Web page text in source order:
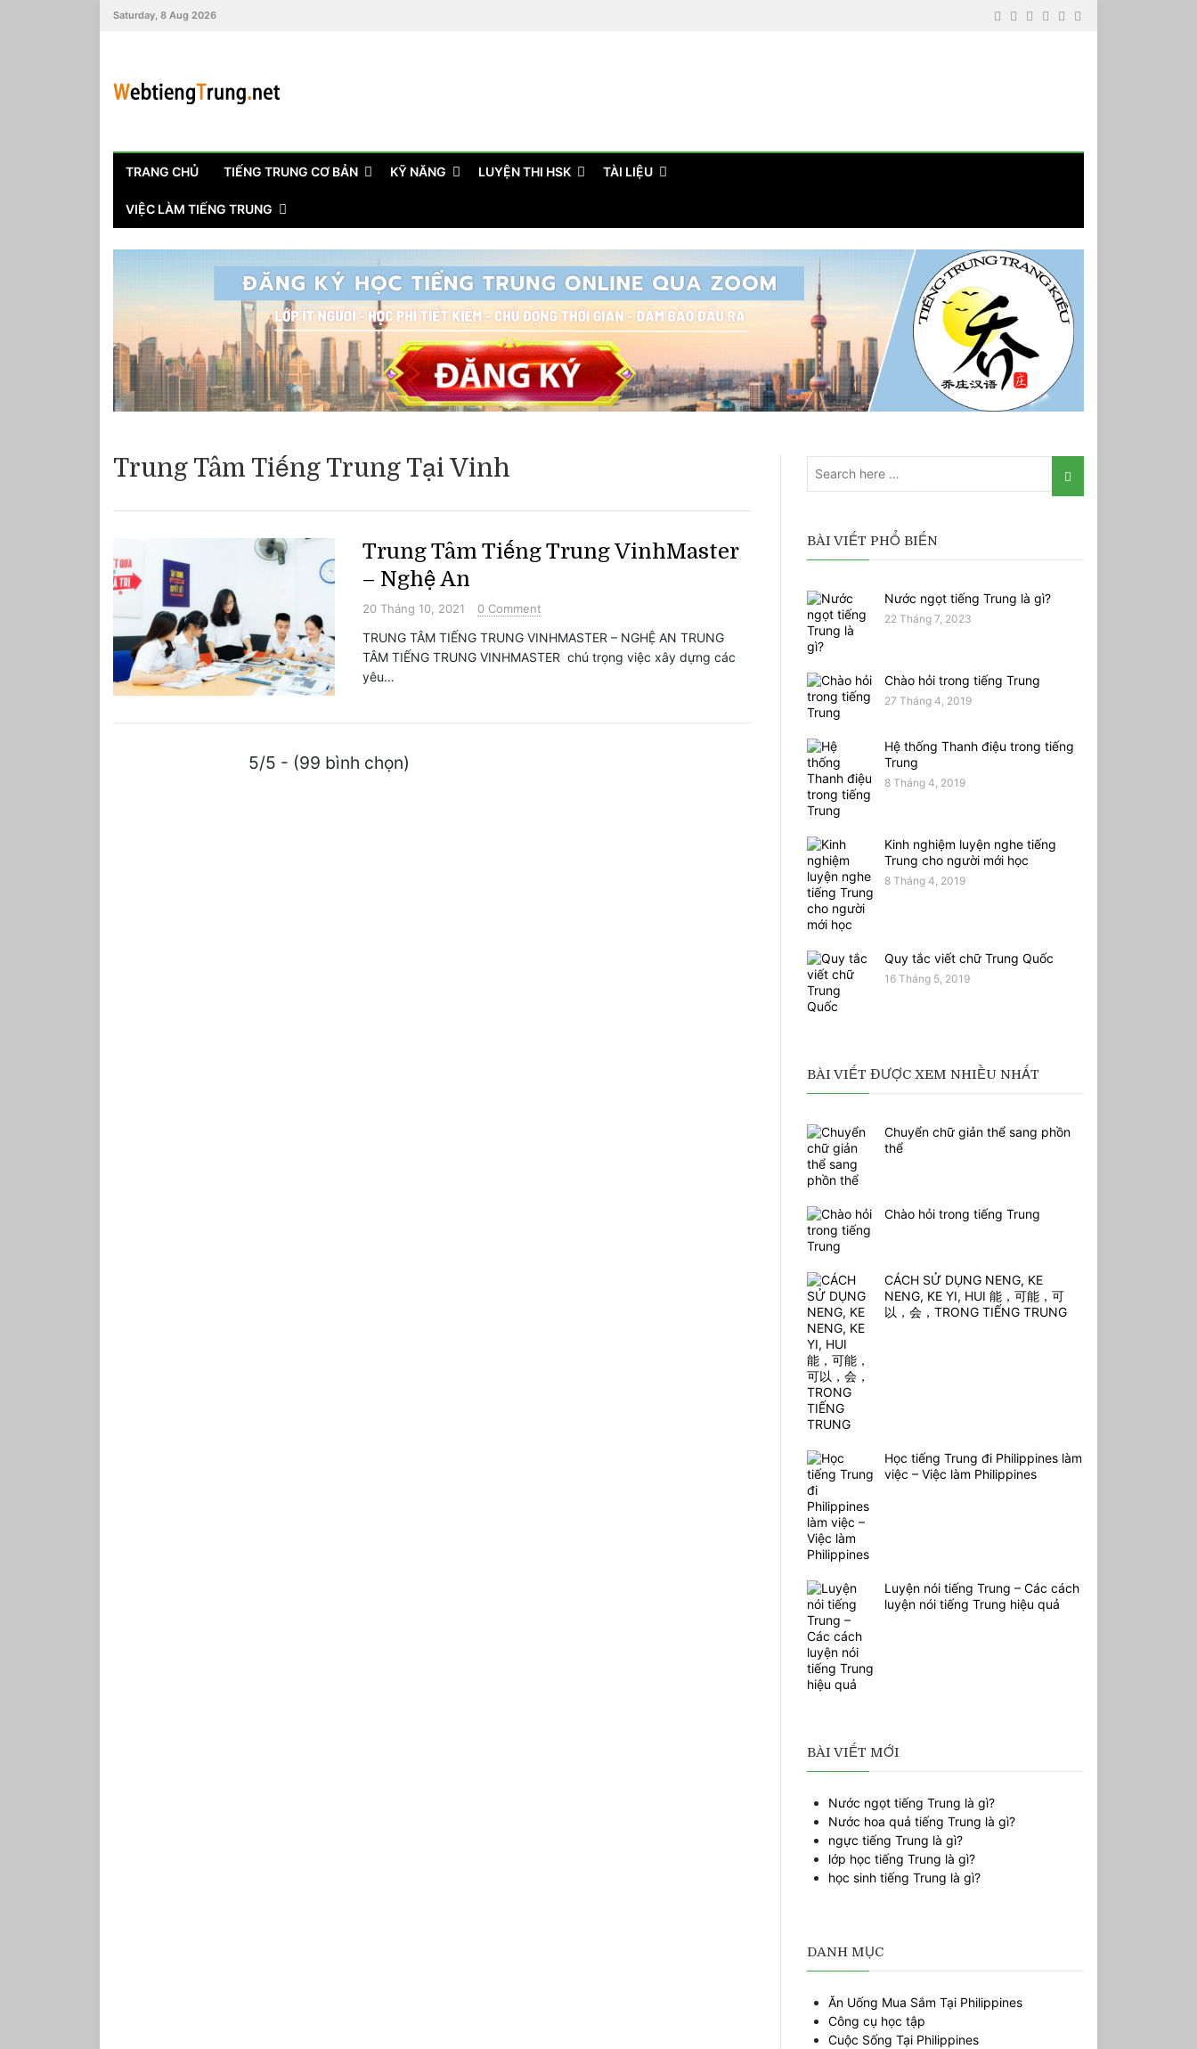
Saturday, 8 Aug 2026
TRANG CHỦ TIẾNG TRUNG CƠ BẢN KỸ NĂNG LUYỆN THI HSK TÀI LIỆU
VIỆC LÀM TIẾNG TRUNG
Trung Tâm Tiếng Trung Tại Vinh
Trung Tâm Tiếng Trung VinhMaster
– Nghệ An
20 Tháng 10, 2021 0 Comment
TRUNG TÂM TIẾNG TRUNG VINHMASTER – NGHỆ AN TRUNG
TÂM TIẾNG TRUNG VINHMASTER chú trọng việc xây dựng các
yêu…
5/5 - (99 bình chọn)
BÀI VIẾT PHỔ BIẾN
Nước ngọt tiếng Trung là gì?
22 Tháng 7, 2023
Chào hỏi trong tiếng Trung
27 Tháng 4, 2019
Hệ thống Thanh điệu trong tiếng
Trung
8 Tháng 4, 2019
Kinh nghiệm luyện nghe tiếng
Trung cho người mới học
8 Tháng 4, 2019
Quy tắc viết chữ Trung Quốc
16 Tháng 5, 2019
BÀI VIẾT ĐƯỢC XEM NHIỀU NHẤT
Chuyển chữ giản thể sang phồn
thể
Chào hỏi trong tiếng Trung
CÁCH SỬ DỤNG NENG, KE
NENG, KE YI, HUI 能，可能，可
以，会，TRONG TIẾNG TRUNG
Học tiếng Trung đi Philippines làm
việc – Việc làm Philippines
Luyện nói tiếng Trung – Các cách
luyện nói tiếng Trung hiệu quả
BÀI VIẾT MỚI
Nước ngọt tiếng Trung là gì?
Nước hoa quả tiếng Trung là gì?
ngực tiếng Trung là gì?
lớp học tiếng Trung là gì?
học sinh tiếng Trung là gì?
DANH MỤC
Ăn Uống Mua Sắm Tại Philippines
Công cụ học tập
Cuộc Sống Tại Philippines